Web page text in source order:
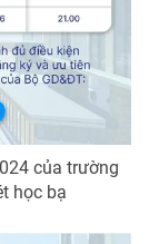
của trường
học bạ